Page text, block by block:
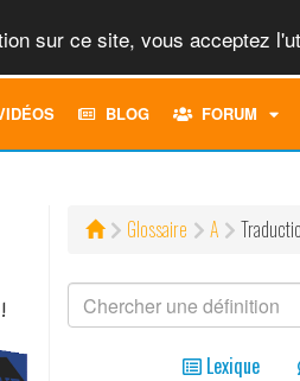
sur ce site, vous acceptez
BLOG FORUM
Glossaire A
Lexique